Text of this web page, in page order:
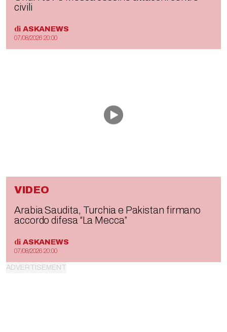
civili
di ASKANEWS
07/08/2026 20:00
VIDEO
Arabia Saudita, Turchia e Pakistan firmano
accordo difesa “La Mecca”
di ASKANEWS
07/08/2026 20:00